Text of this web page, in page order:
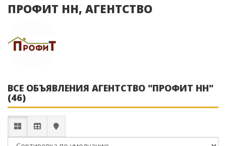
ПРОФИТ НН, АГЕНТСТВО
ВСЕ ОБЪЯВЛЕНИЯ АГЕНТСТВО "ПРОФИТ НН"
(46)